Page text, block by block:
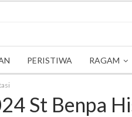
PERISTIWA RAGAM
St Benpa